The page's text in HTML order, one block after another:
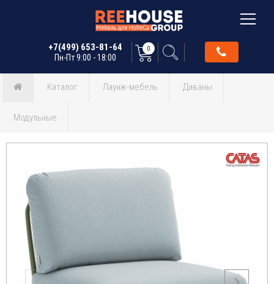
+7(499) 653-81-64
Пн-Пт 9:00 - 18:00
0
Каталог Лаунж-мебель Диваны
Модульные